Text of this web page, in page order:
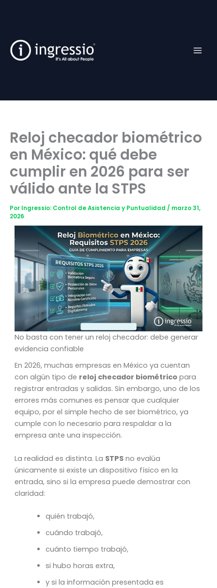
Reloj checador biométrico
en México: qué debe
cumplir en 2026 para ser
válido ante la STPS
Por Ingressio: Control de Asistencia y Puntualidad / marzo 31,
2026
No basta con tener un reloj checador: debe generar
evidencia confiable
En 2026, muchas empresas en México ya cuentan
con algún tipo de reloj checador biométrico para
registrar entradas y salidas. Sin embargo, uno de los
errores más comunes es pensar que cualquier
equipo, por el simple hecho de ser biométrico, ya
cumple con lo necesario para respaldar a la
empresa ante una inspección.
La realidad es distinta. La STPS no evalúa
únicamente si existe un dispositivo físico en la
entrada, sino si la empresa puede demostrar con
claridad:
quién trabajó,
cuándo trabajó,
cuánto tiempo trabajó,
si hubo horas extra,
y si la información presentada es